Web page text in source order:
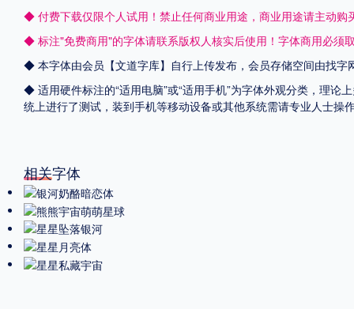
◆ 付费下载仅限个人试用！禁止任何商业用途，商业用途请主动购
◆ 标注"免费商用"的字体请联系版权人核实后使用！字体商用必须
◆ 本字体由会员【文道字库】自行上传发布，会员存储空间由找
◆ 适用硬件标注的“适用电脑”或“适用手机”为字体外观分类，理论
统上进行了测试，装到手机等移动设备或其他系统需请专业人士
相关字体